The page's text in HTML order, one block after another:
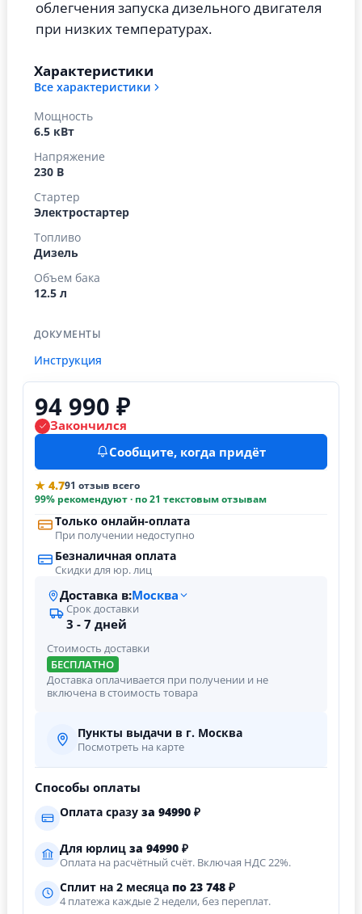
облегчения запуска дизельного двигателя
при низких температурах.
Характеристики
Все характеристики
Мощность
6.5 кВт
Напряжение
230 В
Стартер
Электростартер
Топливо
Дизель
Объем бака
12.5 л
ДОКУМЕНТЫ
Инструкция
94 990 ₽
Закончился
Сообщите, когда придёт
★ 4.791 отзыв всего
99% рекомендуют · по 21 текстовым отзывам
Только онлайн-оплата
При получении недоступно
Безналичная оплата
Скидки для юр. лиц
Доставка в:Москва
Срок доставки
3 - 7 дней
Стоимость доставки
БЕСПЛАТНО
Доставка оплачивается при получении и не
включена в стоимость товара
Пункты выдачи в г. Москва
Посмотреть на карте
Способы оплаты
Оплата сразу за 94990 ₽
Для юрлиц за 94990 ₽
Оплата на расчётный счёт. Включая НДС 22%.
Сплит на 2 месяца по 23 748 ₽
4 платежа каждые 2 недели, без переплат.